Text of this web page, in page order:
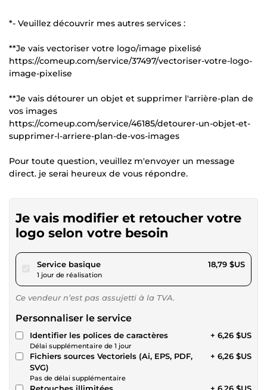
*- Veuillez découvrir mes autres services :
**Je vais vectoriser votre logo/image pixelisé
https://comeup.com/service/37497/vectoriser-votre-logo-
image-pixelise
**Je vais détourer un objet et supprimer l'arrière-plan de
vos images
https://comeup.com/service/46185/detourer-un-objet-et-
supprimer-l-arriere-plan-de-vos-images
Pour toute question, veuillez m'envoyer un message
direct. je serai heureux de vous répondre.
Je vais modifier et retoucher votre
logo selon votre besoin
Service basiquepour 17,31 $US
1 jour de réalisation
18,79 $US
Ce vendeur n’est pas assujetti à la TVA.
Personnaliser le service
Identifier les polices de caractères
Délai supplémentaire de 1 jour
+ 6,26 $US
Fichiers sources Vectoriels (Ai, EPS, PDF,
SVG)
Pas de délai supplémentaire
+ 6,26 $US